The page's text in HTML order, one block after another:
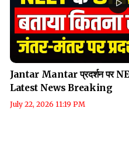
Jantar Mantar प्रदर्शन पर
Latest News Breaking
July 22, 2026 11:19 PM